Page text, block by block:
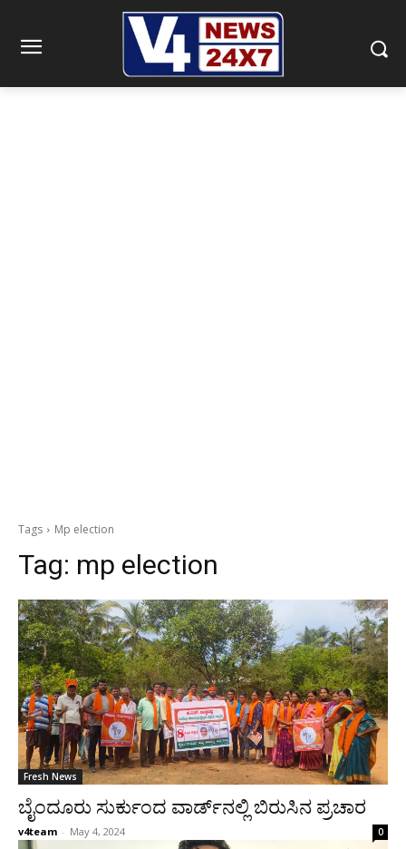
Tags Mp election
Tag: mp election
Fresh News
ಬೈಂದೂರು ಸುರ್ಕುಂದ ವಾರ್ಡ್‍ನಲ್ಲಿ ಬಿರುಸಿನ ಪ್ರಚಾರ
v4team - May 4, 2024 0